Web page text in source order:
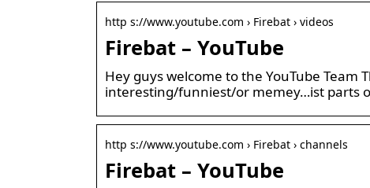
http s://www.youtube.com › Firebat › videos
Firebat – YouTube
Hey guys welcome to the YouTube
interesting/funniest/or memey…ist parts
http s://www.youtube.com › Firebat › channels
Firebat – YouTube